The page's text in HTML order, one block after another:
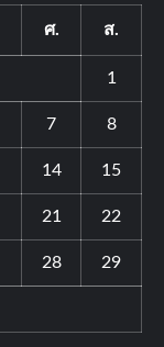
ศ. ส.
1
7 8
14 15
21 22
28 29